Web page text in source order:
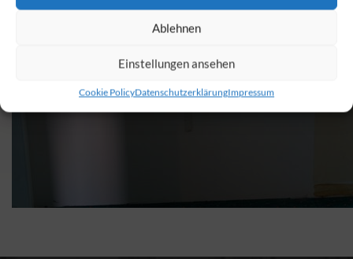
Ablehnen
Einstellungen ansehen
Cookie PolicyDatenschutzerklärungImpressum